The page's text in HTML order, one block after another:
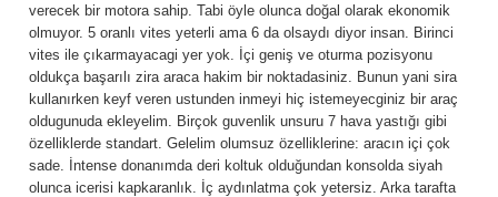
verecek bir motora sahip. Tabi öyle olunca doğal olarak ekonomik
olmuyor. 5 oranlı vites yeterli ama 6 da olsaydı diyor insan. Birinci
vites ile çıkarmayacagi yer yok. İçi geniş ve oturma pozisyonu
oldukça başarılı zira araca hakim bir noktadasiniz. Bunun yani sira
kullanırken keyf veren ustunden inmeyi hiç istemeyecginiz bir araç
oldugunuda ekleyelim. Birçok guvenlik unsuru 7 hava yastığı gibi
özelliklerde standart. Gelelim olumsuz özelliklerine: aracın içi çok
sade. İntense donanımda deri koltuk olduğundan konsolda siyah
olunca icerisi kapkaranlık. İç aydınlatma çok yetersiz. Arka tarafta